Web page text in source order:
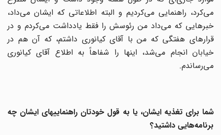
می‌‌کرد، راهنمایی می‌‌کردیم و البته اطلاعاتی که ایشان می‌داد،
خبرهایی که می‌‌داد من رئوسش را فقط یادداشت می‌کردم و در
قرارهای هفتگی که من با آقای کیانوری داشتم، که آن هم در
خیابان انجام می‌‌شد، اینها را شفاهاً به اطلاع آقای کیانوری
می‌رساندم.
شما برای تغذیه ایشان، یا به قول خودتان راهنماییهای ایشان چه
برنامه‌هایی داشتید؟